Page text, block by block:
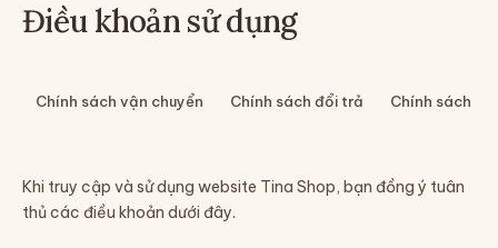
Điều khoản sử dụng
Chính sách vận chuyển Chính sách đổi trả Chính sách
Khi truy cập và sử dụng website Tina Shop, bạn đồng ý tuân
thủ các điều khoản dưới đây.